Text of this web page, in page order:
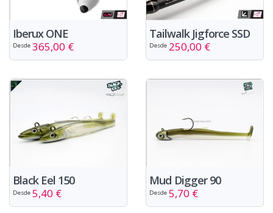
Iberux ONE
Desde 365,00 €
Tailwalk Jigforce SSD
Desde 250,00 €
Black Eel 150
Desde 5,40 €
Mud Digger 90
Desde 5,70 €